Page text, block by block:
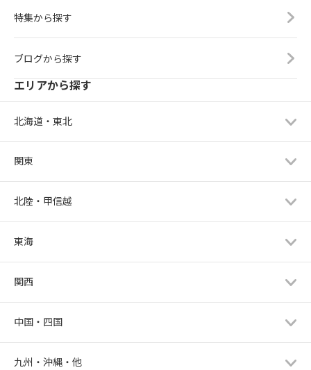
特集から探す
ブログから探す
エリアから探す
北海道・東北
関東
北陸・甲信越
東海
関西
中国・四国
九州・沖縄・他